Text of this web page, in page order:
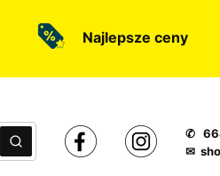
Najlepsze ceny
Szukaj
✆
✉